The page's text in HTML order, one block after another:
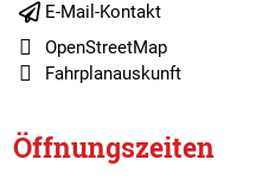
E-Mail-Kontakt
OpenStreetMap
Fahrplanauskunft
Öffnungszeiten